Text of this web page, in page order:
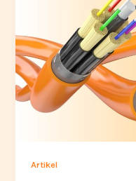
Artikel